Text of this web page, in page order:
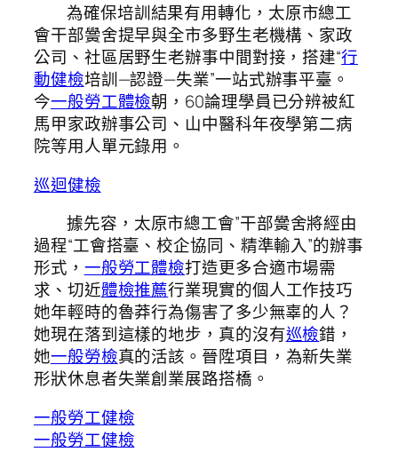
為確保培訓結果有用轉化，太原市總工
會干部黌舍提早與全市多野生老機構、家政
公司、社區居野生老辦事中間對接，搭建“行
動健檢培訓—認證—失業”一站式辦事平臺。
今一般勞工體檢朝，60論理學員已分辨被紅
馬甲家政辦事公司、山中醫科年夜學第二病
院等用人單元錄用。
巡迴健檢
據先容，太原市總工會”干部黌舍將經由
過程“工會搭臺、校企協同、精準輸入”的辦事
形式， 一般勞工體檢打造更多合適市場需
求、切近體檢推薦行業現實的個人工作技巧
她年輕時的魯莽行為傷害了多少無辜的人？
她現在落到這樣的地步，真的沒有巡檢錯，
她一般勞檢真的活該。晉陞項目，為新失業
形狀休息者失業創業展路搭橋。
一般勞工健檢
一般勞工健檢